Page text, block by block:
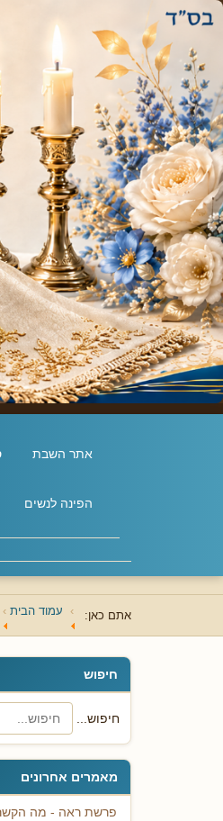
אתר השבת
הפינה לנשים
אתם כאן: עמוד הבית
חיפוש
חיפוש...
מאמרים אחרונים
פרשת ראה - מה הקשר